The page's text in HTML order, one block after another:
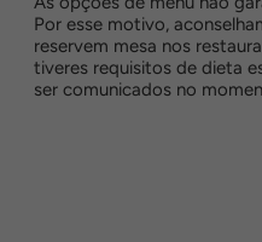
Por esse motivo,
reservem mesa nos
tiveres requisitos de dieta
ser comunicados no